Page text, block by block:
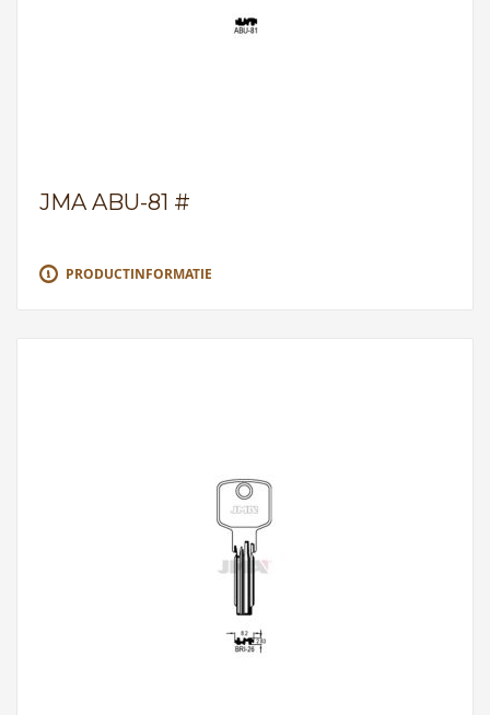
JMA ABU-81 #
PRODUCTINFORMATIE